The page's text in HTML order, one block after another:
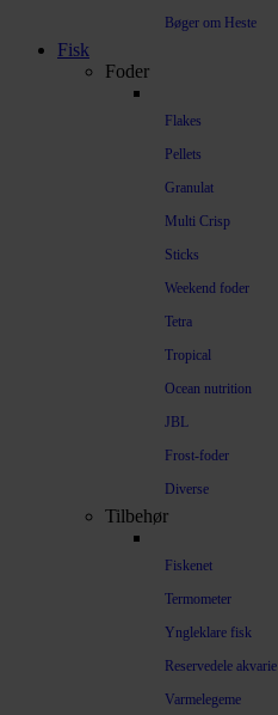
Bøger om Heste
Fisk
Foder
Flakes
Pellets
Granulat
Multi Crisp
Sticks
Weekend foder
Tetra
Tropical
Ocean nutrition
JBL
Frost-foder
Diverse
Tilbehør
Fiskenet
Termometer
Yngleklare fisk
Reservedele akvarie
Varmelegeme